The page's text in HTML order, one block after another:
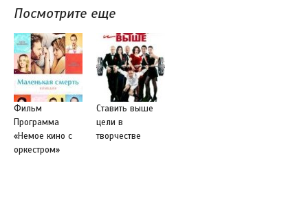
Посмотрите еще
Фильм
Программа
«Немое кино с
оркестром»
Ставить выше
цели в
творчестве